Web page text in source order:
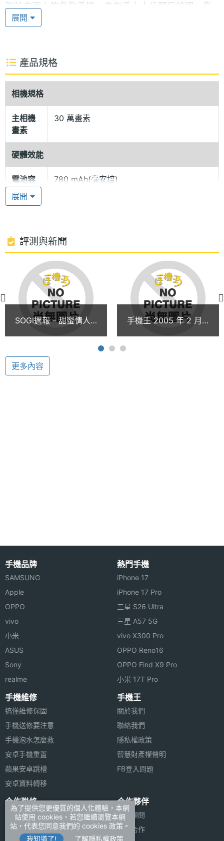
別於市面上的各款手機，拿在手上十分醒目搶眼，集
結了時尚、科技、品味及個性，一機在手，流行跟著
影音多媒體 立體雙喇叭
MP3 下載，隨時都可以聆聽流行音樂，並可設為手機
鈴聲，無論是音質的表現，還是實用性都很強。此
外，AMOI M6 的 1.9 吋 26 萬色的超大內螢幕、 30
萬畫素的數位相機，以及 8 MB 的記憶體，在欣賞多
媒體影音時，快速又方便。
WAP、SMS、MMS、JAVA 等功能；鬧鐘可以設定三
種不同的時間；內建 JAVA 遊戲，可是打發時間的好
伙伴唷！並增加了通常只出現在 PDA 手機中的電子字
典，有英漢/漢英字典查詢功能，不管是生活還是工
作，都是你聰明的小幫手。
◎ 來電警衛
◎ 通話保留
※本文為 SOGI 手機王版權所有，未經授權不得轉載使用※
展開
產品規格
相機規格
主相機
畫素
30 萬畫素
硬體效能
電池容
量
780 mAh(毫安培)
多媒體資訊
鈴聲種
類
MIDI, MP3
顯示螢幕
色彩
展開
評測與新聞
SOGI週報 - 甜蜜情人
手機王 2005 年 2 月
更多內容
手機品牌
SAMSUNG
Apple
OPPO
vivo
小米
ASUS
Sony
realme
熱門手機
iPhone 17
iPhone 17 Pro
三星 S26 Ultra
三星 A57 5G
vivo X300 Pro
OPPO Reno16
OPPO Find X9 Pro
小米 17T Pro
手機維修
搞懂維修保固
手機送修要注意
手機泡水怎麼救
安卓手機重置
蘋果安卓跳槽
安卓資料轉移
手機王
關於我們
聯絡我們
隱私權政策
智慧財產權聲明
FB登入問題
合作聯絡
廣告刊登
加入商店報價
合作夥伴
法律顧問
媒體合作
為了提供您更優質的個人化體驗，本網
站使用 cookies，若您繼續瀏覽本網
站，代表您同意我們的 cookies 政策。
我知道了!
了解隱私權政策